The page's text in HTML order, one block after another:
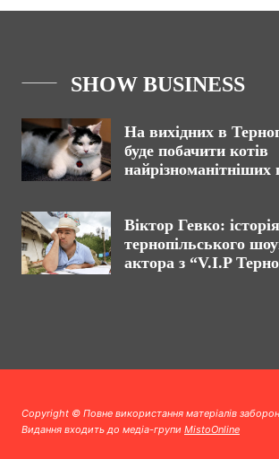
SHOW BUSINESS
На вихідних в
буде побачити котів
найрізноманітніших
Віктор Гевко: історія
тернопільського
актора з “V.I.P
Copyright © Повне використання матеріалів
Видання входить до медіа-групи MistoOnline